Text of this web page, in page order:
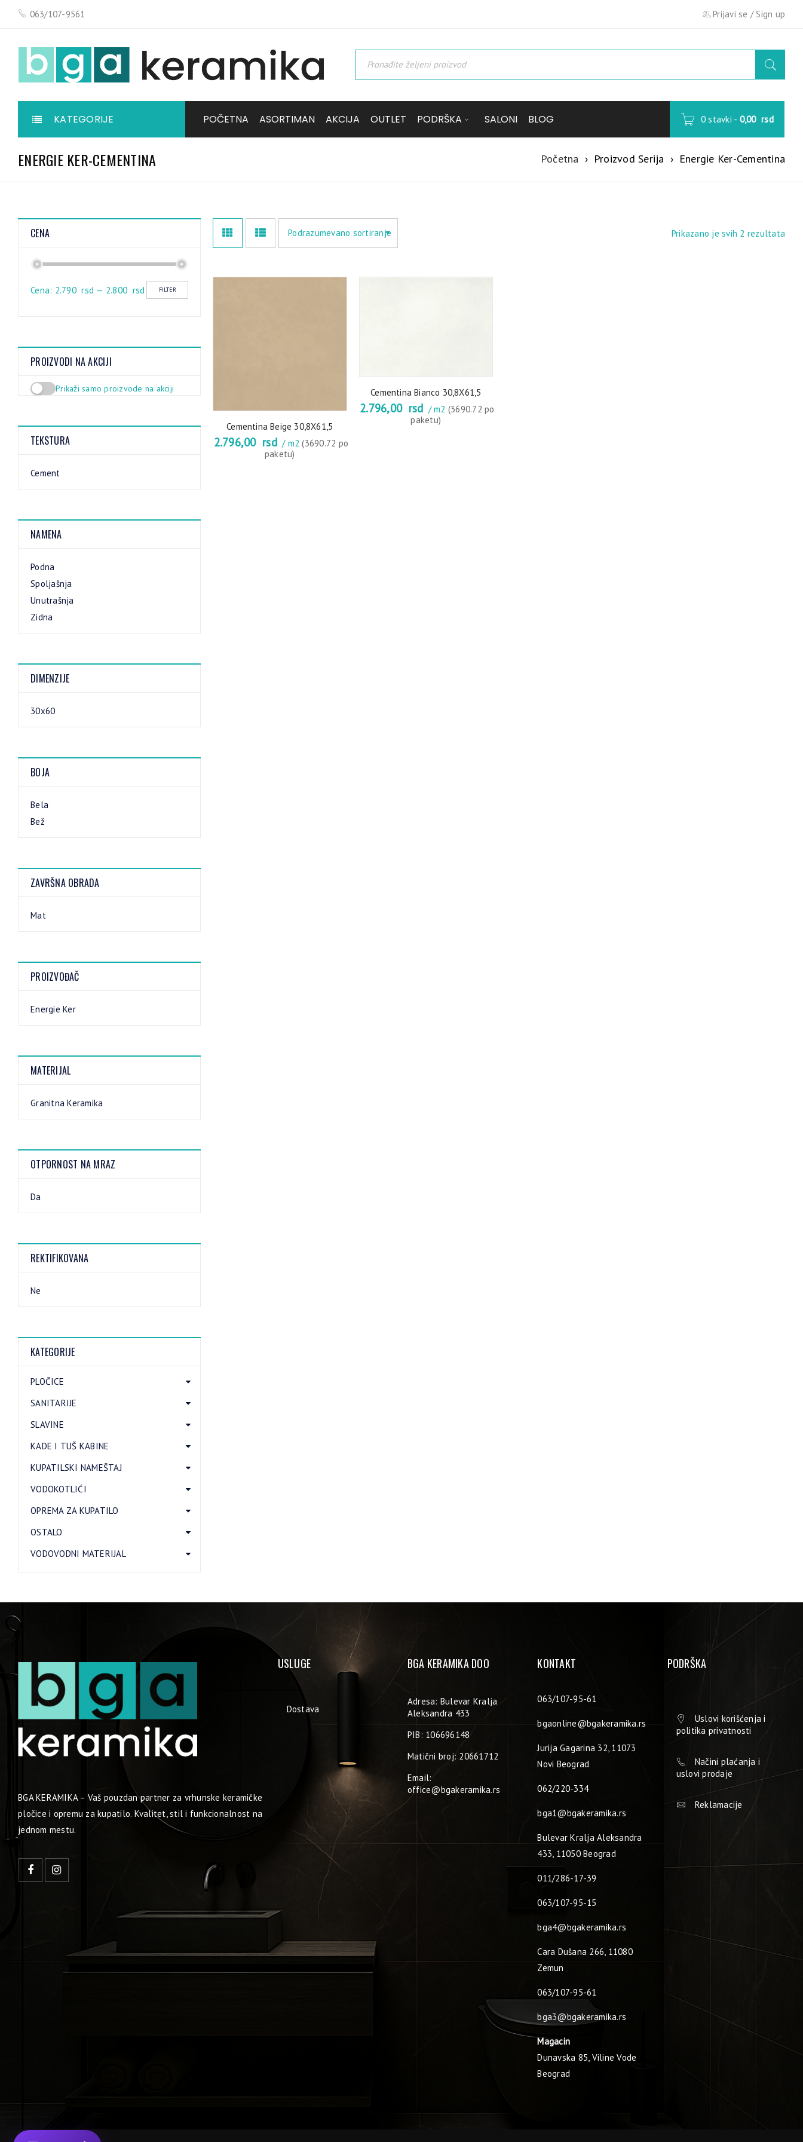
063/107-9561 Prijavi se /Sign up
KATEGORIJE POČETNA ASORTIMAN AKCIJA OUTLET PODRŠKA SALONI BLOG 0 stavki - 0,00 rsd
ENERGIE KER-CEMENTINA Početna › Proizvod Serija › Energie Ker-Cementina
CENA
FILTER
Cena: 2.790 rsd — 2.800 rsd
PROIZVODI NA AKCIJI
Prikaži samo proizvode na akciji
TEKSTURA
Cement
NAMENA
Podna
Spoljašnja
Unutrašnja
Zidna
DIMENZIJE
30x60
BOJA
Bela
Bež
ZAVRŠNA OBRADA
Mat
PROIZVOĐAČ
Energie Ker
MATERIJAL
Granitna Keramika
OTPORNOST NA MRAZ
Da
REKTIFIKOVANA
Ne
KATEGORIJE
PLOČICE
SANITARIJE
SLAVINE
KADE I TUŠ KABINE
KUPATILSKI NAMEŠTAJ
VODOKOTLIĆI
OPREMA ZA KUPATILO
OSTALO
VODOVODNI MATERIJAL
Prikazano je svih 2 rezultata
Podrazumevano sortiranje
Cementina Beige 30,8X61,5
2.796,00 rsd / m2(3690.72 po
paketu)
Cementina Bianco 30,8X61,5
2.796,00 rsd / m2 (3690.72 po
paketu)
BGA KERAMIKA – Vaš pouzdan partner za vrhunske keramičke
pločice i opremu za kupatilo. Kvalitet, stil i funkcionalnost na
jednom mestu.
USLUGE
Dostava
BGA KERAMIKA DOO
Adresa: Bulevar Kralja
Aleksandra 433
PIB: 106696148
Matični broj: 20661712
Email:
office@bgakeramika.rs
KONTAKT
063/107-95-61
bgaonline@bgakeramika.rs
Jurija Gagarina 32, 11073
Novi Beograd
062/220-334
bga1@bgakeramika.rs
Bulevar Kralja Aleksandra
433, 11050 Beograd
011/286-17-39
063/107-95-15
bga4@bgakeramika.rs
Cara Dušana 266, 11080
Zemun
063/107-95-61
bga3@bgakeramika.rs
Magacin
Dunavska 85, Viline Vode
Beograd
PODRŠKA
Uslovi korišćenja i
politika privatnosti
Načini plaćanja i
uslovi prodaje
Reklamacije